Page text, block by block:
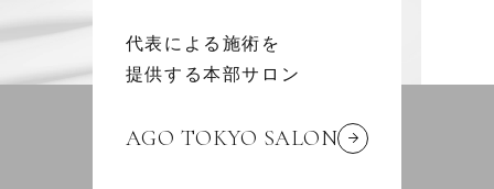
代表による施術を
提供する本部サロン
AGO TOKYO SALON